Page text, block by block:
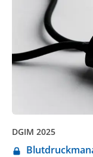
DGIM 2025